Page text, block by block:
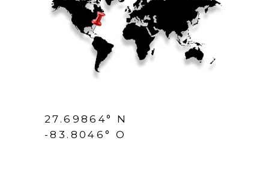
27.69864° N
-83.8046° O